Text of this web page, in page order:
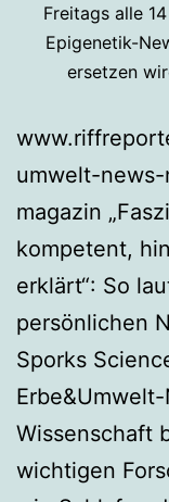
Freitags alle
Epigenetik-
ersetzen
umwelt-
magazin
kompetent,
erklärt“: So
persönlichen
Sporks
Wissenschaft
wichtigen